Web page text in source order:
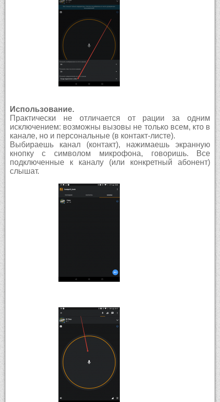
Использование.
Практически не отличается от рации за одним
исключением: возможны вызовы не только всем, кто в
канале, но и персональные (в контакт-листе).
Выбираешь канал (контакт), нажимаешь экранную
кнопку с символом микрофона, говоришь. Все
подключенные к каналу (или конкретный абонент)
слышат.